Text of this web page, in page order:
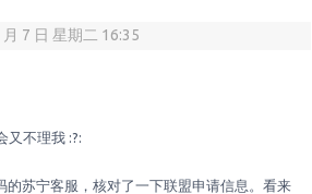
7 日 星期二 16:35
又不理我 :?:
的苏宁客服，核对了一下联盟申请信息。看来